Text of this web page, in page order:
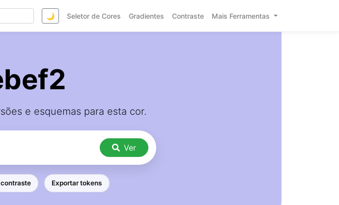
🌙 Seletor de Cores Gradientes Contraste Mais Ferramentas
e esquemas para esta cor.
Ver
Exportar tokens